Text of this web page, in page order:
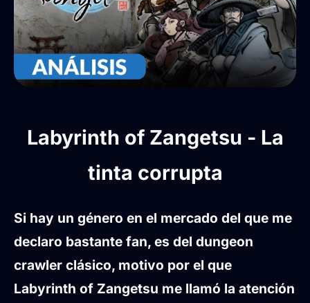
Labyrinth of Zangetsu - La
tinta corrupta
Si hay un género en el mercado del que me
declaro bastante fan, es del dungeon
crawler clásico, motivo por el que
Labyrinth of Zangetsu me llamó la atención